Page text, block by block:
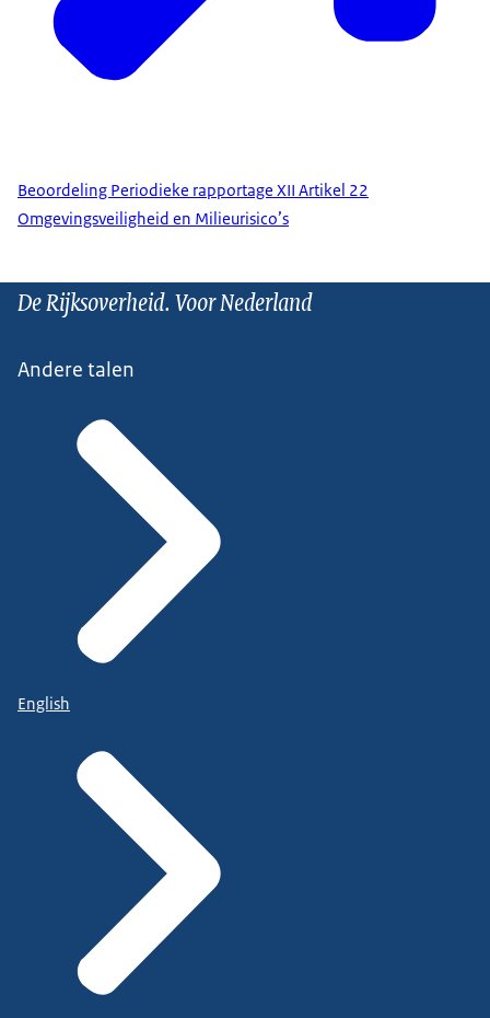
Beoordeling Periodieke rapportage XII Artikel 22
Omgevingsveiligheid en Milieurisico’s
De Rijksoverheid. Voor Nederland
Andere talen
English